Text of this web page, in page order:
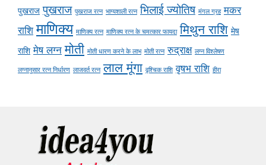
पुखराज पुखराज पुखराज रत्न भाग्यशाली रत्न भिलाई ज्योतिष मंगल ग्रह मकर
राशि माणिक्य माणिक्य रत्न माणिक्य रत्न के चमत्कार फायदा मिथुन राशि मेष
राशि मेष लग्न मोती मोती धारण करने के लाभ मोती रत्न रुद्राक्ष लग्न विश्लेषण
लग्नानुसार रत्न निर्धारण लाजवर्त रत्न लाल मूंगा वृश्चिक राशि वृषभ राशि हीरा